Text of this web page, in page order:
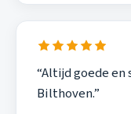
“Altijd goede
Bilthoven.”